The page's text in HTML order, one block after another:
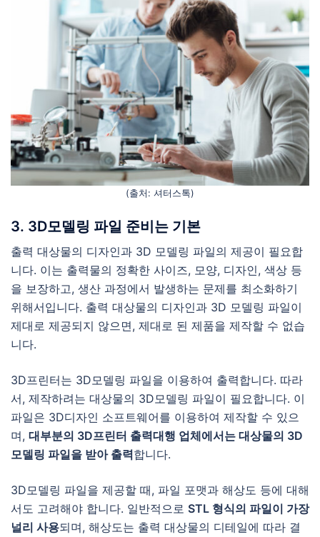
(출처: 셔터스톡)
3. 3D모델링 파일 준비는 기본
출력 대상물의 디자인과 3D 모델링 파일의 제공이 필요합
니다. 이는 출력물의 정확한 사이즈, 모양, 디자인, 색상 등
을 보장하고, 생산 과정에서 발생하는 문제를 최소화하기
위해서입니다. 출력 대상물의 디자인과 3D 모델링 파일이
제대로 제공되지 않으면, 제대로 된 제품을 제작할 수 없습
니다.
3D프린터는 3D모델링 파일을 이용하여 출력합니다. 따라
서, 제작하려는 대상물의 3D모델링 파일이 필요합니다. 이
파일은 3D디자인 소프트웨어를 이용하여 제작할 수 있으
며, 대부분의 3D프린터 출력대행 업체에서는 대상물의 3D
모델링 파일을 받아 출력합니다.
3D모델링 파일을 제공할 때, 파일 포맷과 해상도 등에 대해
서도 고려해야 합니다. 일반적으로 STL 형식의 파일이 가장
널리 사용되며, 해상도는 출력 대상물의 디테일에 따라 결